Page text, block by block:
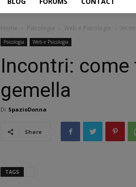
Home Psicologia Web e Psicologia
Psicologia Web e Psicologia
Incontri: come
gemella
Di SpazioDonna
Share
TAGS